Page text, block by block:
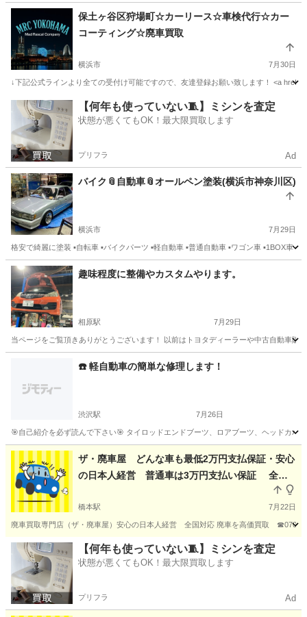
神奈川 秦野市 渋沢駅 車検 格安
保土ヶ谷区狩場町☆カーリース☆車検代行☆カー
コーティング☆廃車買取
横浜市 7月30日
↓下記公式ラインより全ての受付け可能ですので、友達登録お願い致します！ <a
神奈川 横浜市 車検 廃車
【何年も使っていない🧵】ミシンを査定
状態が悪くてもOK！最大限買取します
プリフラ Ad
バイク📎自動車📎オールペン塗装(横浜市神奈川区)
横浜市 7月29日
格安で綺麗に塗装 ▪️自転車 ▪️バイクパーツ ▪️軽自動車 ▪️普通自動車 ▪️ワゴン車 ▪️1BOX車
神奈川 横浜市 車検 料金
趣味程度に整備やカスタムやります。
相原駅 7月29日
当ページをご覧頂きありがとうございます！ 以前はトヨタディーラーや中古自動車
相原駅 車検
☎️ 軽自動車の簡単な修理します！
渋沢駅 7月26日
🎯自己紹介を必ず読んで下さい🎯 タイロッドエンドブーツ、ロアブーツ、ヘッドカ
神奈川 秦野市 渋沢駅 車検
ザ・廃車屋 どんな車も最低2万円支払保証・安心
の日本人経営 普通車は3万円支払い保証 全国
橋本駅 7月22日
廃車買取専門店（ザ・廃車屋）安心の日本人経営 全国対応 廃車を高価買取 ☎070-
神奈川 相模原市 橋本駅 車検 廃車
【何年も使っていない🧵】ミシンを査定
状態が悪くてもOK！最大限買取します
プリフラ Ad